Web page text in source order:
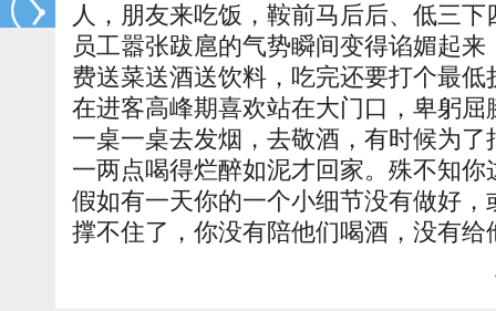
人，朋友来吃饭，鞍前马后后、低三
员工嚣张跋扈的气势瞬间变得谄媚起
费送菜送酒送饮料，吃完还要打个最
在进客高峰期喜欢站在大门口，卑躬
一桌一桌去发烟，去敬酒，有时候为
一两点喝得烂醉如泥才回家。殊不知
假如有一天你的一个小细节没有做好
撑不住了，你没有陪他们喝酒，没有给